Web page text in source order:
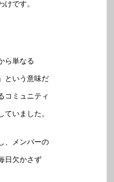
です。
ら単なる
という意味だ
コミュニティ
ていました。
、メンバーの
日欠かさず